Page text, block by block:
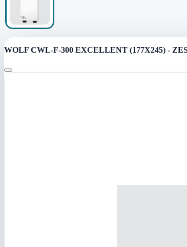
WOLF CWL-F-300 EXCELLENT (177X245) -